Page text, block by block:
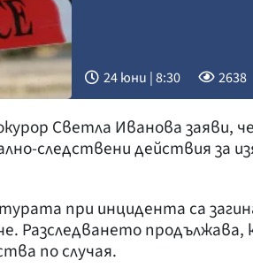
24 юни | 8:30 2638
Светла Иванова заяви,
следствени действия за
при инцидента са
Разследването продължава,
по случая.